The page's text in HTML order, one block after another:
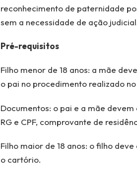
reconhecimento de paternidade
sem a necessidade de ação
Pré-requisitos
Filho menor de 18 anos: a mãe
o pai no procedimento realizado
Documentos: o pai e a mãe
RG e CPF, comprovante de
Filho maior de 18 anos: o filho
o cartório.